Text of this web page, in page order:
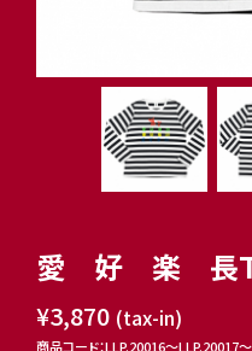
愛 好 楽 長Ｔ
¥3,870 (tax-in)
商品コード：LLP.20016〜LLP.20017